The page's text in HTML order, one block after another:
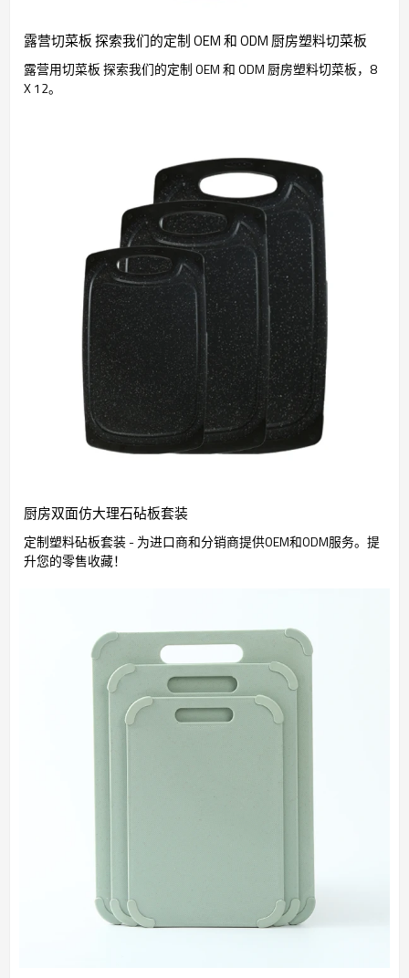
露营切菜板 探索我们的定制 OEM 和 ODM 厨房塑料切菜板
露营用切菜板 探索我们的定制 OEM 和 ODM 厨房塑料切菜板，8
X 12。
厨房双面仿大理石砧板套装
定制塑料砧板套装 - 为进口商和分销商提供OEM和ODM服务。提
升您的零售收藏！